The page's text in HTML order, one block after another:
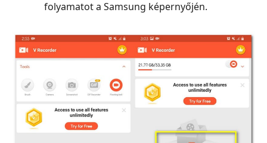
folyamatot a Samsung képernyőjén.